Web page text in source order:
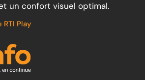
un confort visuel optimal.
Play